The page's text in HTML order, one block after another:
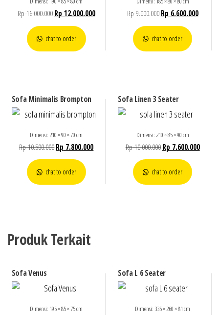
Rp16.000.000Rp 12.000.000
chat to order
Rp9.000.000 Rp 6.600.000
chat to order
Sofa Minimalis Brompton
Dimensi: 210 × 90 × 70 cm
Rp10.500.000Rp 7.800.000
chat to order
Sofa Linen 3 Seater
Dimensi: 210 × 85 × 90 cm
Rp10.000.000 Rp 7.600.000
chat to order
Produk Terkait
Sofa Venus
Dimensi: 195 × 85 × 75 cm
Sofa L 6 Seater
Dimensi: 335 × 260 × 81 cm